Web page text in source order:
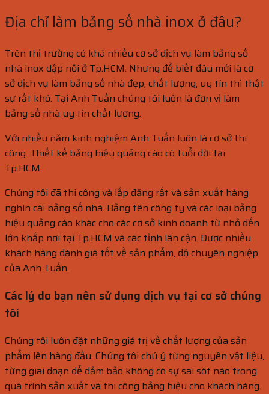
Địa chỉ làm bảng số nhà inox ở đâu?
Trên thị trường có khá nhiều cơ sở dịch vụ làm bảng số
nhà inox dập nội ở Tp.HCM. Nhưng để biết đâu mới là cơ
sở dịch vụ làm bảng số nhà đẹp, chất lượng, uy tín thì thật
sự rất khó. Tại Anh Tuấn chúng tôi luôn là đơn vị làm
bảng số nhà uy tín chất lượng.
Với nhiều năm kinh nghiệm Anh Tuấn luôn là cơ sở thi
công. Thiết kế bảng hiệu quảng cáo có tuổi đời tại
Tp.HCM.
Chúng tôi đã thi công và lắp đăng rất và sản xuất hàng
nghìn cái bảng số nhà. Bảng tên công ty và các loại bảng
hiệu quảng cáo khác cho các cơ sở kinh doanh từ nhỏ đến
lớn khắp nơi tại Tp.HCM và các tỉnh lân cận. Được nhiều
khách hàng đánh giá tốt về sản phẩm, độ chuyên nghiệp
của Anh Tuấn.
Các lý do bạn nên sử dụng dịch vụ tại cơ sở chúng
tôi
Chúng tôi luôn đặt những giá trị về chất lượng của sản
phẩm lên hàng đầu. Chúng tôi chú ý từng nguyên vật liệu,
từng giai đoạn để đảm bảo không có sự sai sót nào trong
quá trình sản xuất và thi công bảng hiệu cho khách hàng.